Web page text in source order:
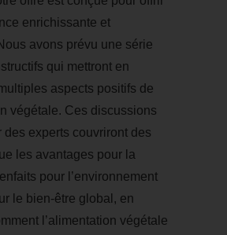
enrichissante et
avons prévu une série
qui mettront en
aspects positifs de
végétale. Ces discussions
des experts couvriront des
les avantages pour la
pour l’environnement
le bien-être global, en
l’alimentation végétale